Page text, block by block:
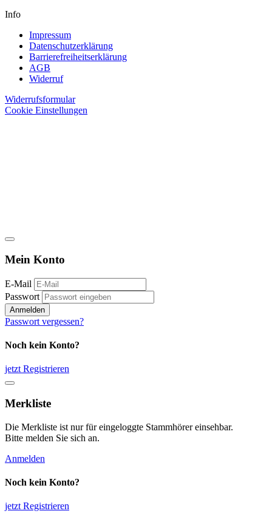
Info
Impressum
Datenschutzerklärung
Barrierefreiheitserklärung
AGB
Widerruf
Widerrufsformular
Cookie Einstellungen
Mein Konto
E-Mail
Passwort
Anmelden
Passwort vergessen?
Noch kein Konto?
jetzt Registrieren
Merkliste
Die Merkliste ist nur für eingeloggte Stammhörer einsehbar.
Bitte melden Sie sich an.
Anmelden
Noch kein Konto?
jetzt Registrieren